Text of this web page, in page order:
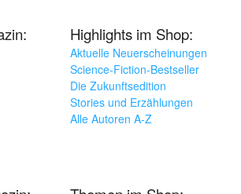
Highlights im Shop:
Aktuelle Neuerscheinungen
Science-Fiction-Bestseller
Die Zukunftsedition
Stories und Erzählungen
Alle Autoren A-Z